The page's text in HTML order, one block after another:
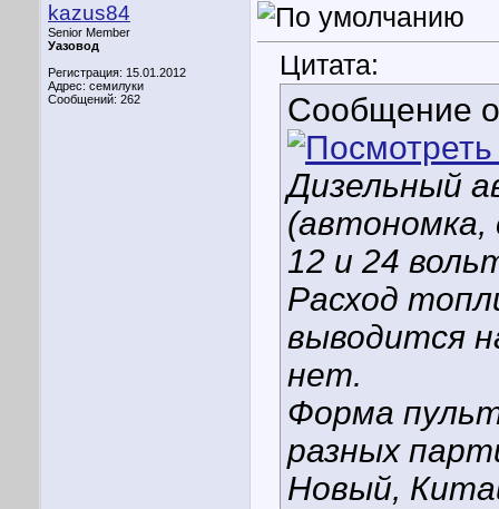
kazus84
Senior Member
Уазовод
Регистрация: 15.01.2012
Адрес: семилуки
Сообщений: 262
Цитата:
Сообщение
Дизельный
(автономка,
12 и 24
Расход
выводится
нет.
Форма
разных
Новый,